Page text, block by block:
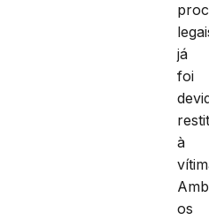
já
foi
à
os